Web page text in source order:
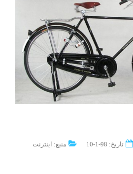
تاریخ: 98-1-10
منبع: اینترنت